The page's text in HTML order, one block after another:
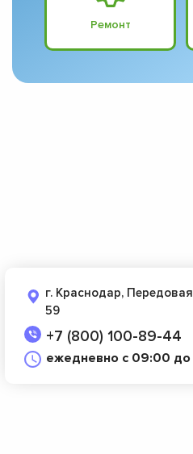
Ремонт
г. Краснодар,
59
+7 (800) 100-89-44
ежедневно с 09:00 до